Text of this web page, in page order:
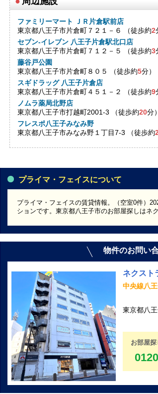
ファミリーマート ＪＲ片倉駅前店
東京都八王子市片倉町７２１－６ （徒歩約2
セブン-イレブン 八王子片倉駅北口店
東京都八王子市片倉町７１２－５ （徒歩約3
藤谷戸公園
東京都八王子市片倉町８０５ （徒歩約5分）
スギドラッグ 八王子片倉店
東京都八王子市片倉町４５１－２ （徒歩約9
ノムラ薬局北野店
東京都八王子市打越町2001-3 （徒歩約20分）
フレスポ八王子みなみ野
東京都八王子市みなみ野１丁目7-3 （徒歩約
プライマ・フェイスについて
プライマ・フェイスの賃貸情報。（空室0件）
ションです。東京都八王子市のお部屋探しはネ
物件のお問い
ネクスト
中央線八
東京都八
お部屋